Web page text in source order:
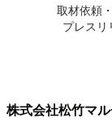
取材依頼
プレスリ
株式会社松竹マ